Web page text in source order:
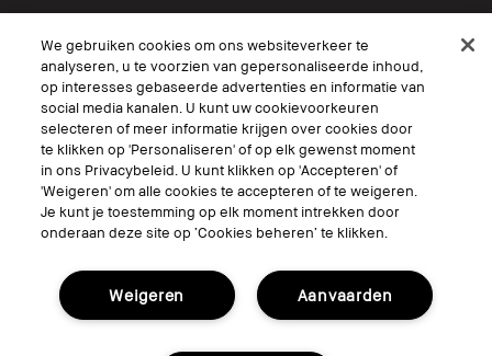
© Bobbi Brown Professional Cosmetics, Inc. All worldwide rights reserved.
Algemene voorwaarden
Mijn persoonlijke informatie niet verkopen of delen/Gerichte
advertenties
Het gebruik van mijn gevoelige persoonlijke informatie beperken.
Privacybeleid
Toegankelijkheid
Site Cookies beheren
We gebruiken cookies om ons websiteverkeer te
analyseren, u te voorzien van gepersonaliseerde inhoud,
op interesses gebaseerde advertenties en informatie van
social media kanalen. U kunt uw cookievoorkeuren
selecteren of meer informatie krijgen over cookies door
te klikken op 'Personaliseren' of op elk gewenst moment
in ons Privacybeleid. U kunt klikken op 'Accepteren' of
'Weigeren' om alle cookies te accepteren of te weigeren.
Je kunt je toestemming op elk moment intrekken door
onderaan deze site op ‘Cookies beheren’ te klikken.
Aanvaarden
Weigeren